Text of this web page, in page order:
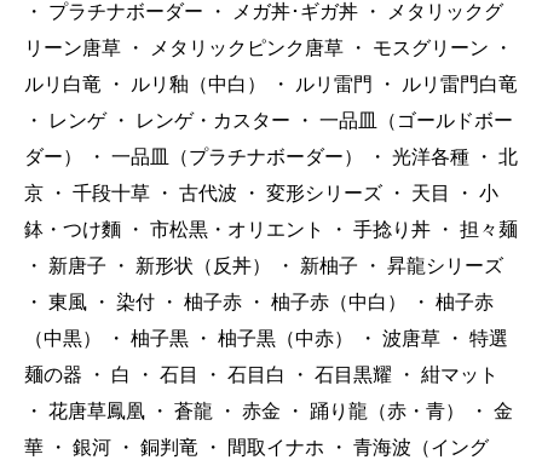
・
プラチナボーダー ・ メガ丼･ギガ丼 ・
メタリックグ
リーン唐草
・ メタリックピンク唐草 ・ モスグリーン
・
ルリ白竜
・ ルリ釉（中白） ・ ルリ雷門 ・
ルリ雷門白竜
・
レンゲ ・ レンゲ・カスター ・ 一品皿（ゴールドボー
ダー）
・ 一品皿（プラチナボーダー） ・ 光洋各種 ・ 北
京
・ 千段十草 ・ 古代波 ・ 変形シリーズ ・ 天目 ・ 小
鉢・つけ麵
・ 市松黒・オリエント ・ 手捻り丼 ・ 担々麺
・
新唐子 ・ 新形状（反丼） ・ 新柚子 ・ 昇龍シリーズ
・ 東風 ・ 染付 ・ 柚子赤 ・ 柚子赤（中白） ・ 柚子赤
（中黒）
・ 柚子黒 ・ 柚子黒（中赤） ・ 波唐草 ・ 特選
麺の器
・ 白 ・ 石目 ・ 石目白 ・ 石目黒耀 ・ 紺マット
・ 花唐草鳳凰 ・ 蒼龍 ・ 赤金 ・ 踊り龍（赤・青） ・ 金
華
・ 銀河 ・ 銅判竜 ・ 間取イナホ ・ 青海波（イング